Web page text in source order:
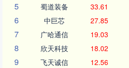
5 蜀道装备 33.61
6 中巨芯 27.85
7 广哈通信 19.03
8 欣天科技 18.02
9 飞天诚信 12.56